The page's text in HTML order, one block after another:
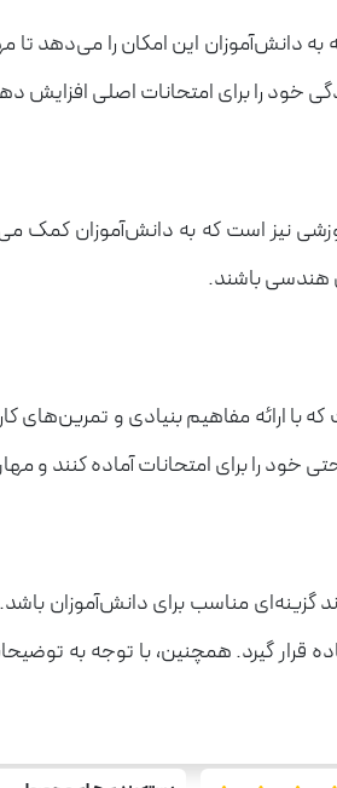
دانش‌آموزان این امکان را می‌دهد
خود را برای امتحانات اصلی افزایش
نیز است که به دانش‌آموزان کمک
هندسی باشند.
ارائه مفاهیم بنیادی و تمرین‌های
خود را برای امتحانات آماده کنند
مناسب برای دانش‌آموزان
گیرد. همچنین، با توجه به